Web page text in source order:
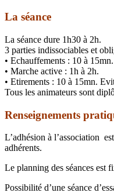
La séance
La séance dure 1h30 à 2h.
3 parties indissociables et
• Echauffements : 10 à 15mn.
• Marche active : 1h à 2h.
• Etirements : 10 à 15mn.
Tous les animateurs sont
Renseignements
L’adhésion à l’association
adhérents.
Le planning des séances est
Possibilité d’une séance